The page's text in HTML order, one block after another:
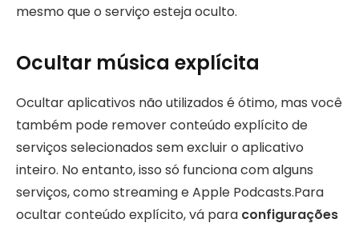
mesmo que o serviço esteja oculto.
Ocultar música explícita
Ocultar aplicativos não utilizados é ótimo, mas você
também pode remover conteúdo explícito de
serviços selecionados sem excluir o aplicativo
inteiro. No entanto, isso só funciona com alguns
serviços, como streaming e Apple Podcasts.Para
ocultar conteúdo explícito, vá para configurações